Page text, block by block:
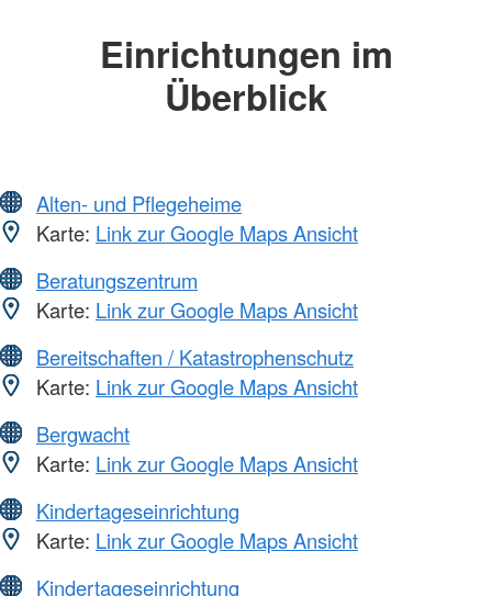
Einrichtungen im
Überblick
Alten- und Pflegeheime
Karte: Link zur Google Maps Ansicht
Beratungszentrum
Karte: Link zur Google Maps Ansicht
Bereitschaften / Katastrophenschutz
Karte: Link zur Google Maps Ansicht
Bergwacht
Karte: Link zur Google Maps Ansicht
Kindertageseinrichtung
Karte: Link zur Google Maps Ansicht
Kindertageseinrichtung